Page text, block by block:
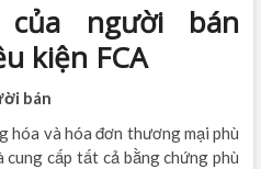
người bán
kiện FCA
bán
hóa và hóa đơn thương mại phù
cung cấp tất cả bằng chứng phù